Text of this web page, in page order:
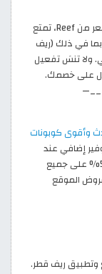
تسري خصومات ريف المميزة على جميع عطور الشعر من Reef، تمتع
في ذلك (ريف
بيوتي. ولا تنسَ تفعيل
على خصمك.
__—
وأقوى كوبونات
إضافي عند
لتحصل على خصم 5% على جميع
الموقع
وتطبيق ريف قطر.